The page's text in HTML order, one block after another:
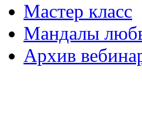
Мастер класс
Мандалы
Архив